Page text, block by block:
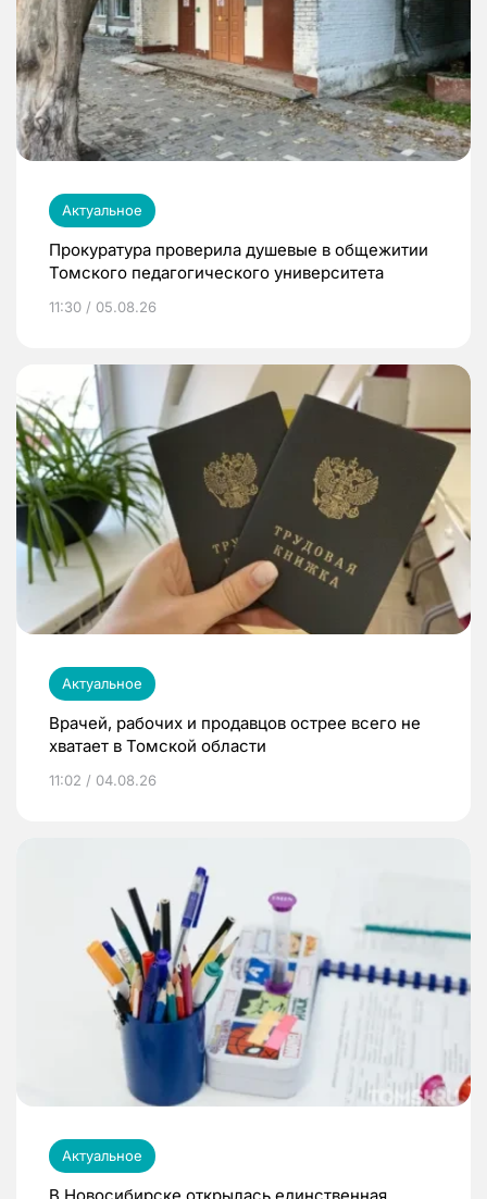
Актуальное
Прокуратура проверила душевые в общежитии
Томского педагогического университета
11:30 / 05.08.26
Актуальное
Врачей, рабочих и продавцов острее всего не
хватает в Томской области
11:02 / 04.08.26
Актуальное